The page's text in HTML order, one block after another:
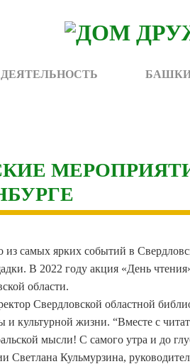
ДЕЯТЕЛЬНОСТЬ
из самых ярких событий в
В 2022 году акция «День
области.
Свердловской областной
и культурной жизни. “Вместе с
мысли! С самого утра и до
Светлана Кульмурзина,